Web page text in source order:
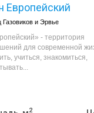
Европейский
Газовиков и Эрвье
- территория
для современной
учиться, знакомиться,
2